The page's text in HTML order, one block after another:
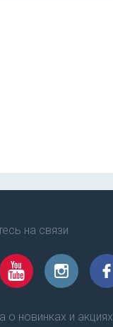
на связи
о новинках и акциях